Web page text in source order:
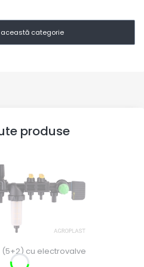
această categorie
produse
cu electrovalve